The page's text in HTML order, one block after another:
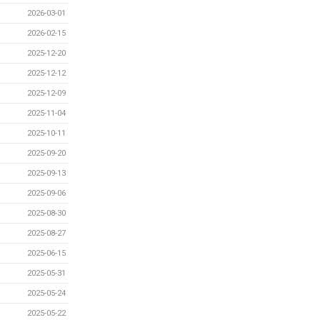
2026-03-01
2026-02-15
2025-12-20
2025-12-12
2025-12-09
2025-11-04
2025-10-11
2025-09-20
2025-09-13
2025-09-06
2025-08-30
2025-08-27
2025-06-15
2025-05-31
2025-05-24
2025-05-22